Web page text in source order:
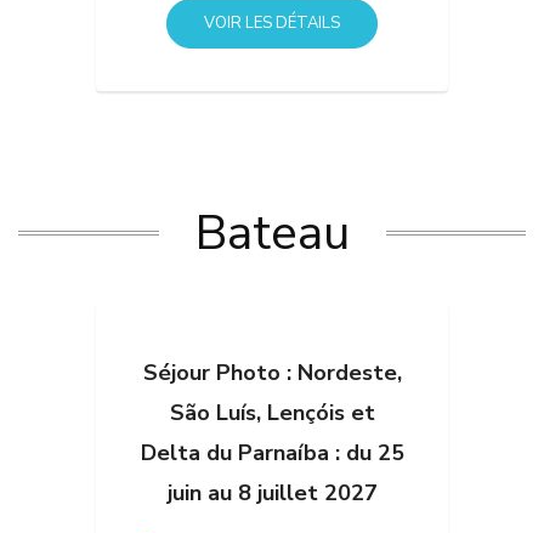
VOIR LES DÉTAILS
Bateau
Séjour Photo : Nordeste,
São Luís, Lençóis et
Delta du Parnaíba : du 25
juin au 8 juillet 2027